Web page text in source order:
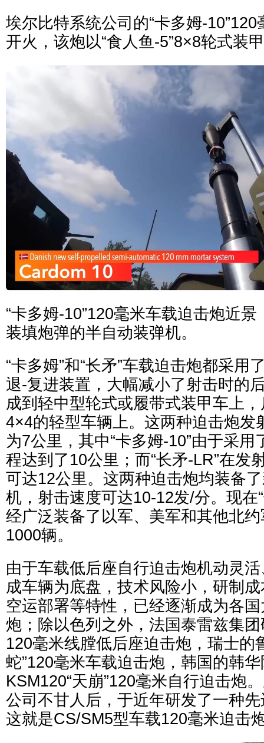
埃尔比特系统公司的“卡多姆-
开火，该炮以“食人鱼-5”8×8轮式装
“卡多姆-10”120毫米车载迫击炮近
装填炮弹的半自动装弹机。
“卡多姆”和“长矛”车载迫击炮都采用
退-复进装置，大幅减小了射击时的
成到轻中型轮式或履带式装甲车上
4×4的轻型车辆上。这两种迫击炮发
为7公里，其中“卡多姆-10”由于采
程达到了10公里；而“长矛-LR”在发
可达12公里。这两种迫击炮均装备
机，射击速度可达10-12发/分。现在
经广泛装备了以军、美军和其他北
1000辆。
由于车载低后座自行迫击炮机动灵
成车辆为底盘，技术风险小，研制
空运部署等特性，已经逐渐成为各
炮；除以色列之外，法国泰雷兹集
120毫米线膛低后座迫击炮，瑞士的
蛇”120毫米车载迫击炮，韩国的韩
KSM120“天崩”120毫米自行迫击炮
公司不甘人后，于近年研发了一种
这就是CS/SM5型车载120毫米迫击